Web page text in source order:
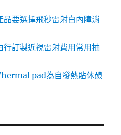
品要選擇飛秒雷射白內障消
行訂製近視雷射費用常用抽
pad為自發熱貼休憩